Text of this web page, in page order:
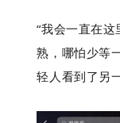
“我会一直在
熟，哪怕少等
轻人看到了另